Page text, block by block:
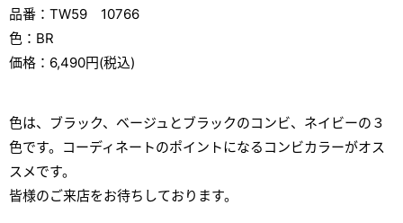
品番：TW59 10766
色：BR
価格：6,490円(税込)
色は、ブラック、ベージュとブラックのコンビ、ネイビーの３
色です。コーディネートのポイントになるコンビカラーがオス
スメです。
皆様のご来店をお待ちしております。